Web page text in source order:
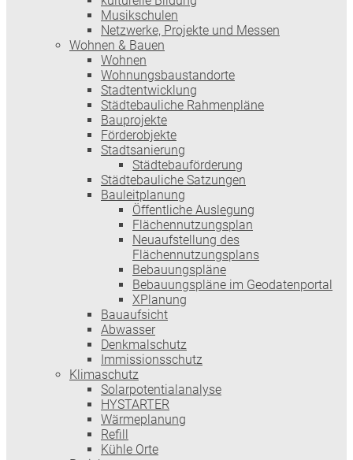
Musikschulen
Netzwerke, Projekte und Messen
Wohnen & Bauen
Wohnen
Wohnungsbaustandorte
Stadtentwicklung
Städtebauliche Rahmenpläne
Bauprojekte
Förderobjekte
Stadtsanierung
Städtebauförderung
Städtebauliche Satzungen
Bauleitplanung
Öffentliche Auslegung
Flächennutzungsplan
Neuaufstellung des
Flächennutzungsplans
Bebauungspläne
Bebauungspläne im Geodatenportal
XPlanung
Bauaufsicht
Abwasser
Denkmalschutz
Immissionsschutz
Klimaschutz
Solarpotentialanalyse
HYSTARTER
Wärmeplanung
Refill
Kühle Orte